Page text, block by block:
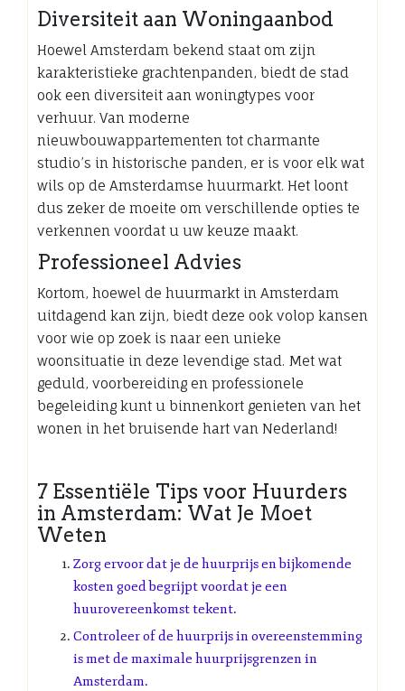
Diversiteit aan Woningaanbod
Hoewel Amsterdam bekend staat om zijn
karakteristieke grachtenpanden, biedt de stad
ook een diversiteit aan woningtypes voor
verhuur. Van moderne
nieuwbouwappartementen tot charmante
studio’s in historische panden, er is voor elk wat
wils op de Amsterdamse huurmarkt. Het loont
dus zeker de moeite om verschillende opties te
verkennen voordat u uw keuze maakt.
Professioneel Advies
Kortom, hoewel de huurmarkt in Amsterdam
uitdagend kan zijn, biedt deze ook volop kansen
voor wie op zoek is naar een unieke
woonsituatie in deze levendige stad. Met wat
geduld, voorbereiding en professionele
begeleiding kunt u binnenkort genieten van het
wonen in het bruisende hart van Nederland!
7 Essentiële Tips voor Huurders
in Amsterdam: Wat Je Moet
Weten
Zorg ervoor dat je de huurprijs en bijkomende
kosten goed begrijpt voordat je een
huurovereenkomst tekent.
Controleer of de huurprijs in overeenstemming
is met de maximale huurprijsgrenzen in
Amsterdam.